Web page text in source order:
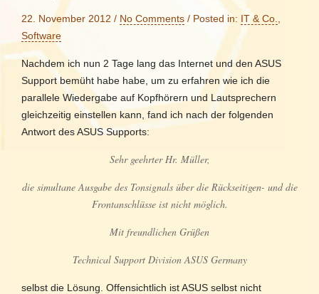
22. November 2012 / No Comments / Posted in: IT & Co.
Software
Nachdem ich nun 2 Tage lang das Internet und den ASUS
Support bemüht habe habe, um zu erfahren wie ich die
parallele Wiedergabe auf Kopfhörern und Lautsprechern
gleichzeitig einstellen kann, fand ich nach der folgenden
Antwort des ASUS Supports:
Sehr geehrter Hr. Müller,
die simultane Ausgabe des Tonsignals über die Rückseitigen- und die
Frontanschlüsse ist nicht möglich.
Mit freundlichen Grüßen
Technical Support Division ASUS Germany
selbst die Lösung. Offensichtlich ist ASUS selbst nicht